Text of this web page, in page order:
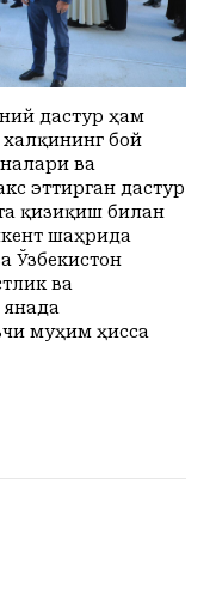
дастур ҳам
бой
ва
эттирган дастур
қизиқиш билан
шаҳрида
Ўзбекистон
ва
муҳим ҳисса